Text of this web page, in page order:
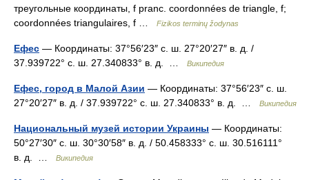
треугольные координаты, f pranc. coordonnées de triangle, f;
coordonnées triangulaires, f …
Fizikos terminų žodynas
Ефес — Координаты: 37°56′23″ с. ш. 27°20′27″ в. д. /
37.939722° с. ш. 27.340833° в. д. …
Википедия
Ефес, город в Малой Азии — Координаты: 37°56′23″ с. ш.
27°20′27″ в. д. / 37.939722° с. ш. 27.340833° в. д. …
Википедия
Национальный музей истории Украины — Координаты:
50°27′30″ с. ш. 30°30′58″ в. д. / 50.458333° с. ш. 30.516111°
в. д. …
Википедия